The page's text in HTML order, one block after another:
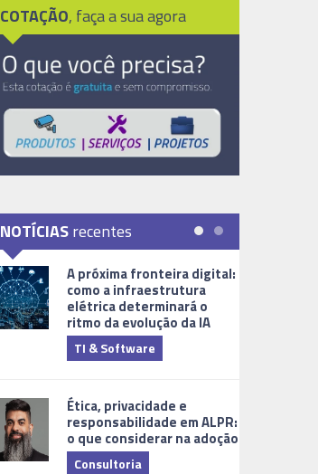
COTAÇÃO, faça a sua agora
NOTÍCIASrecentes
A próxima fronteira digital:
como a infraestrutura
elétrica determinará o
ritmo da evolução da IA
TI & Software
Ética, privacidade e
responsabilidade em ALPR:
o que considerar na adoção
Consultoria